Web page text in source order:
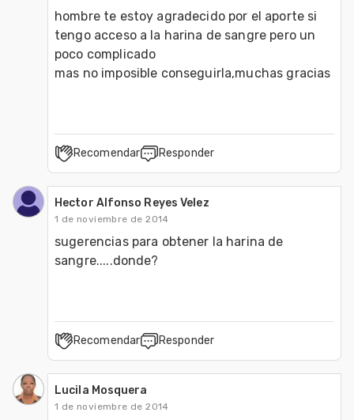
hombre te estoy agradecido por el aporte si
tengo acceso a la harina de sangre pero un
poco complicado
mas no imposible conseguirla,muchas gracias
Recomendar Responder
Hector Alfonso Reyes Velez
1 de noviembre de 2014
sugerencias para obtener la harina de
sangre.....donde?
Recomendar Responder
Lucila Mosquera
1 de noviembre de 2014